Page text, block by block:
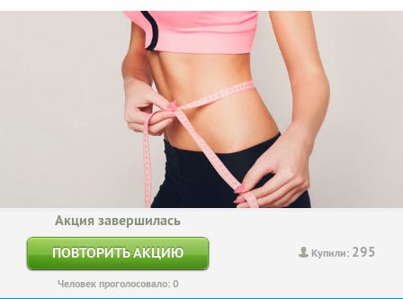
Купили: 295
Акция завершилась
ПОВТОРИТЬ АКЦИЮ
Человек проголосовало: 0